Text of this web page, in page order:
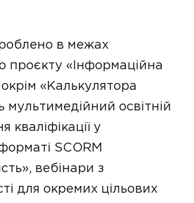
в межах
проєкту «Інформаційна
«Калькулятора
мультимедійний освітній
кваліфікації у
SCORM
вебінари з
для окремих цільових